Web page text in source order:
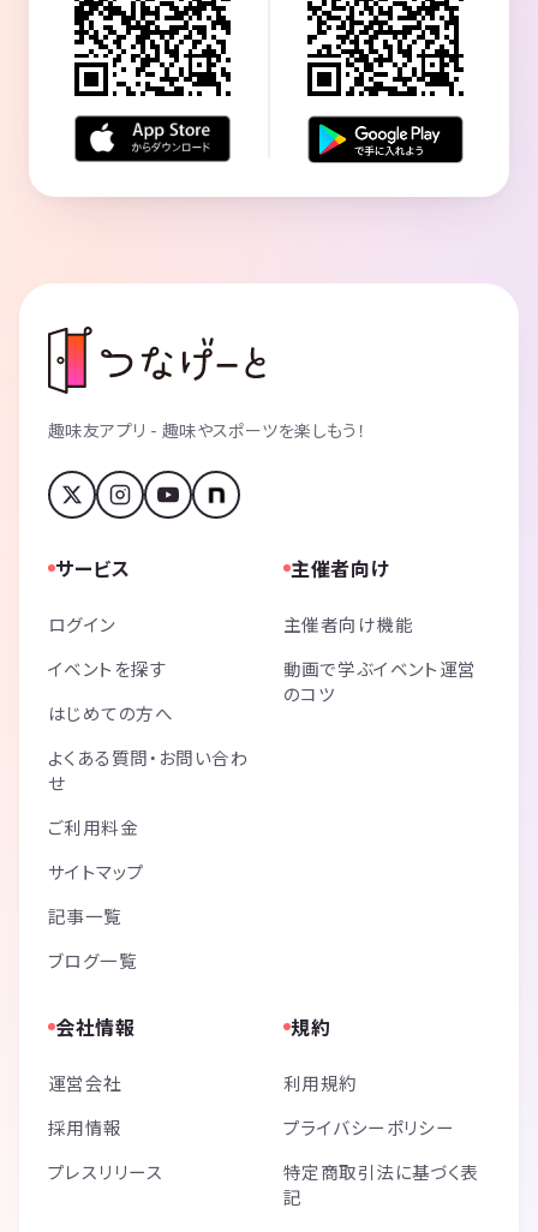
趣味友アプリ - 趣味やスポーツを楽しもう！
サービス
ログイン
イベントを探す
はじめての方へ
よくある質問・お問い合わ
せ
ご利用料金
サイトマップ
記事一覧
ブログ一覧
主催者向け
主催者向け機能
動画で学ぶイベント運営
のコツ
会社情報
運営会社
採用情報
プレスリリース
規約
利用規約
プライバシーポリシー
特定商取引法に基づく表
記